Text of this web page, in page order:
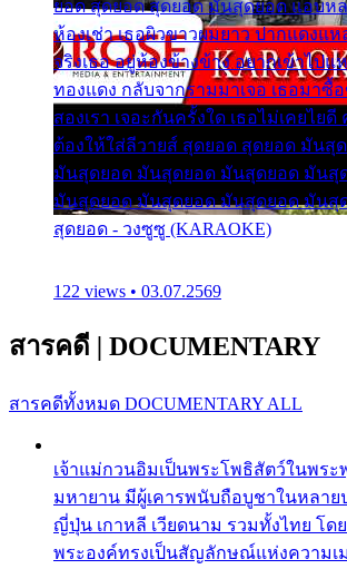
ยอด สุดยอด สุดยอด มันสุดยอด แอบห
ห้องเช่า เธอผิวขาวผมยาว ปากแดงแห
จริงเธอ อยู่ห้องข้างข้าง อยากเข้าไปแ
ทองแดง กลับจากรามมาเจอ เธอมาซื้
สองเรา เจอะกันครั้งใด เธอไม่เคยไย
ต้องให้ใส่ลีวายส์ สุดยอด สุดยอด มันสุ
มันสุดยอด มันสุดยอด มันสุดยอด มันสุ
มันสุดยอด มันสุดยอด มันสุดยอด มันสุ
สุดยอด - วงซูซู (KARAOKE)
122 views • 03.07.2569
สารคดี | DOCUMENTARY
สารคดีทั้งหมด DOCUMENTARY ALL
เจ้าแม่กวนอิมเป็นพระโพธิสัตว์ในพร
มหายาน มีผู้เคารพนับถือบูชาในหลาย
ญี่ปุ่น เกาหลี เวียดนาม รวมทั้งไทย โด
พระองค์ทรงเป็นสัญลักษณ์แห่งความเ